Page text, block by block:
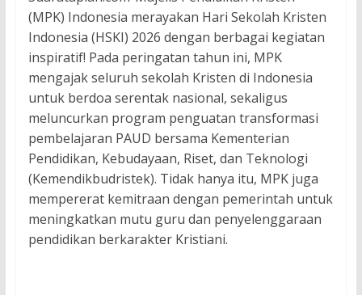
(MPK) Indonesia merayakan Hari Sekolah Kristen
Indonesia (HSKI) 2026 dengan berbagai kegiatan
inspiratif! Pada peringatan tahun ini, MPK
mengajak seluruh sekolah Kristen di Indonesia
untuk berdoa serentak nasional, sekaligus
meluncurkan program penguatan transformasi
pembelajaran PAUD bersama Kementerian
Pendidikan, Kebudayaan, Riset, dan Teknologi
(Kemendikbudristek). Tidak hanya itu, MPK juga
mempererat kemitraan dengan pemerintah untuk
meningkatkan mutu guru dan penyelenggaraan
pendidikan berkarakter Kristiani.